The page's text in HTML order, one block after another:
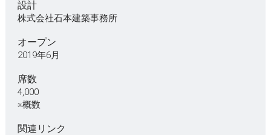
設計
株式会社石本建築事務所
オープン
2019年6月
席数
4,000
※概数
関連リンク